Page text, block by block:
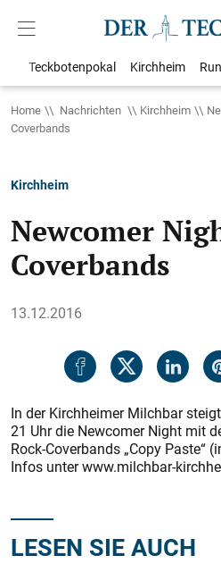
Teckbotenpokal Kirchheim
Home Nachrichten Kirchheim
Coverbands
Kirchheim
Newcomer
Coverbands
13.12.2016
In der Kirchheimer Milchbar
21 Uhr die Newcomer Night mit
Rock-Coverbands „Copy Paste“
Infos unter www.milchbar-
LESEN SIE AUCH